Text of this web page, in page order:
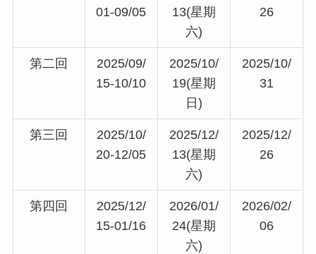
01-09/05
13(星期
六)
26
第二回
2025/09/
15-10/10
2025/10/
19(星期
日)
2025/10/
31
第三回
2025/10/
20-12/05
2025/12/
13(星期
六)
2025/12/
26
第四回
2025/12/
15-01/16
2026/01/
24(星期
六)
2026/02/
06